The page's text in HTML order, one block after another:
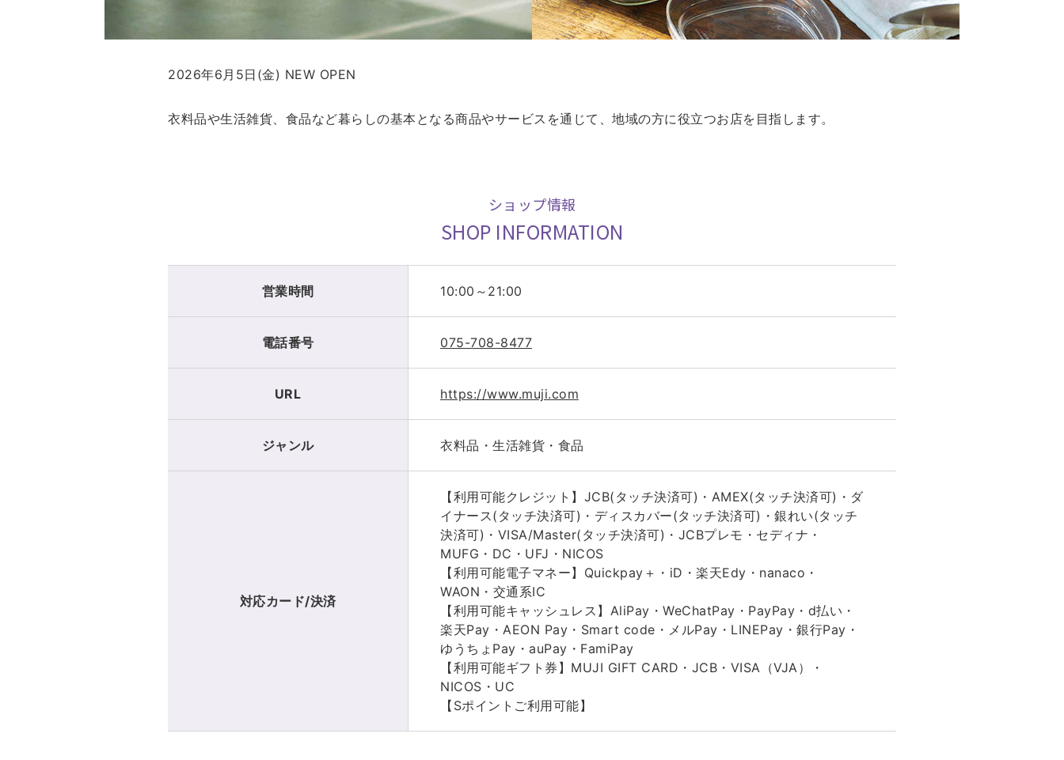
2026年6月5日(金) NEW OPEN
衣料品や生活雑貨、食品など暮らしの基本となる商品やサービスを通じて、地域の方に役立つお店を目指します。
ショップ情報
SHOP INFORMATION
営業時間 10:00～21:00
電話番号 075-708-8477
URL https://www.muji.com
ジャンル 衣料品・生活雑貨・食品
対応カード/決済
【利用可能クレジット】JCB(タッチ決済可)・AMEX(タッチ決済可)・ダ
イナース(タッチ決済可)・ディスカバー(タッチ決済可)・銀れい(タッチ
決済可)・VISA/Master(タッチ決済可)・JCBプレモ・セディナ・
MUFG・DC・UFJ・NICOS
【利用可能電子マネー】Quickpay＋・iD・楽天Edy・nanaco・
WAON・交通系IC
【利用可能キャッシュレス】AliPay・WeChatPay・PayPay・d払い・
楽天Pay・AEON Pay・Smart code・メルPay・LINEPay・銀行Pay・
ゆうちょPay・auPay・FamiPay
【利用可能ギフト券】MUJI GIFT CARD・JCB・VISA（VJA）・
NICOS・UC
【Sポイントご利用可能】